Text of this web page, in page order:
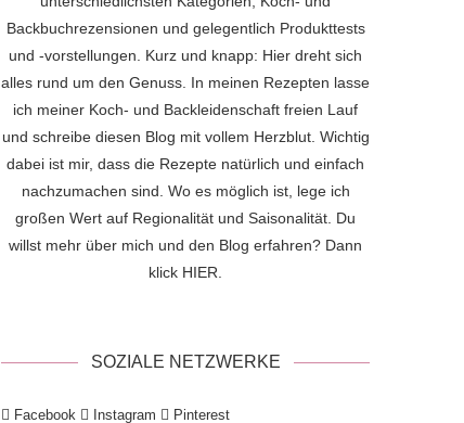
Backbuchrezensionen und gelegentlich Produkttests
und -vorstellungen. Kurz und knapp: Hier dreht sich
alles rund um den Genuss. In meinen Rezepten lasse
ich meiner Koch- und Backleidenschaft freien Lauf
und schreibe diesen Blog mit vollem Herzblut. Wichtig
dabei ist mir, dass die Rezepte natürlich und einfach
nachzumachen sind. Wo es möglich ist, lege ich
großen Wert auf Regionalität und Saisonalität. Du
willst mehr über mich und den Blog erfahren? Dann
klick HIER
SOZIALE NETZWERKE
Facebook Instagram Pinterest